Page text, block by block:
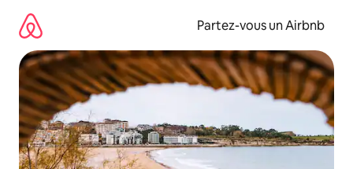
directement
contenu
Partez-vous un Airbnb